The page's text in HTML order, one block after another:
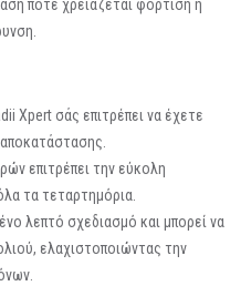
πότε χρειάζεται φόρτιση ή
Xpert σάς επιτρέπει να έχετε
επιτρέπει την εύκολη
τα τεταρτημόρια.
λεπτό σχεδιασμό και μπορεί να
ελαχιστοποιώντας την